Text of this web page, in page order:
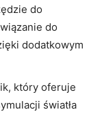
do
do
dodatkowym
który oferuje
światła